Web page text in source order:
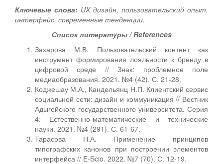
Ключевые слова: UX дизайн, пользовательский опыт,
интерфейс, современные тенденции.
Список литературы / References
Захарова М.В. Пользовательский контент как
инструмент формирования лояльности к бренду в
цифровой среде // Знак: проблемное поле
медиаобразования. 2021. №4 (42). С. 21-28.
Коджешау М.А., Кандельянц Н.П. Клиентский сервис
социальной сети: дизайн и коммуникация // Вестник
Адыгейского государственного университета. Серия
4: Естественно-математические и технические
науки. 2021. №4 (291). С. 61-67.
Тарасова Н.А. Применение принципов
типографских канонов при построении элементов
интерфейса // E-Scio. 2022. №7 (70). С. 12-19.